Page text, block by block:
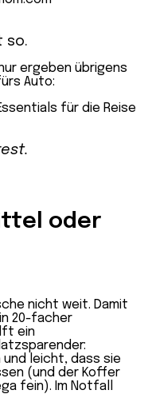
so.
ergeben übrigens
Auto:
oder
nicht weit. Damit
in 20-facher
ein
und leicht, dass sie
(und der Koffer
fein). Im Notfall